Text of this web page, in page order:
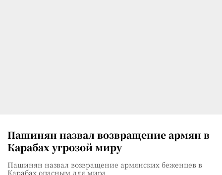
Пашинян назвал возвращение армян в
Карабах угрозой миру
Пашинян назвал возвращение армянских беженцев в
Карабах опасным для мира